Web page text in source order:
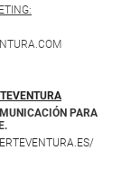
PARA